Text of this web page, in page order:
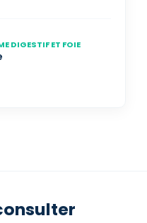
DIGESTIF ET FOIE